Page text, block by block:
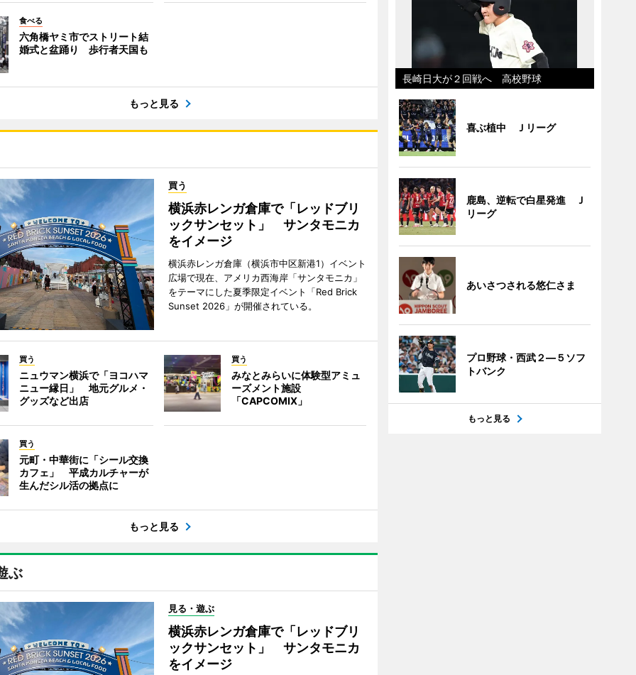
食べる
六角橋ヤミ市でストリート結
婚式と盆踊り 歩行者天国も
もっと見る
買う
横浜赤レンガ倉庫で「レッドブリ
ックサンセット」 サンタモニカ
をイメージ
横浜赤レンガ倉庫（横浜市中区新港1）イベント
広場で現在、アメリカ西海岸「サンタモニカ」
をテーマにした夏季限定イベント「Red Brick
Sunset 2026」が開催されている。
買う
ニュウマン横浜で「ヨコハマ
ニュー縁日」 地元グルメ・
グッズなど出店
買う
みなとみらいに体験型アミュ
ーズメント施設
「CAPCOMIX」
買う
元町・中華街に「シール交換
カフェ」 平成カルチャーが
生んだシル活の拠点に
もっと見る
ぶ
見る・遊ぶ
横浜赤レンガ倉庫で「レッドブリ
ックサンセット」 サンタモニカ
をイメージ
長崎日大が２回戦へ 高校野球
喜ぶ植中 Ｊリーグ
鹿島、逆転で白星発進 Ｊ
リーグ
あいさつされる悠仁さま
プロ野球・西武２―５ソフ
トバンク
もっと見る